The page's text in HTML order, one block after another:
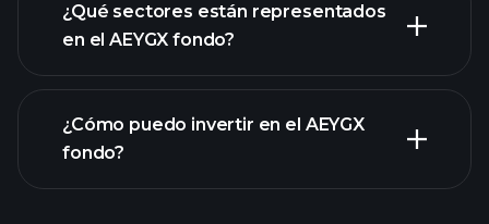
¿Qué sectores están representados
en el AEYGX fondo?
¿Cómo puedo invertir en el AEYGX
fondo?